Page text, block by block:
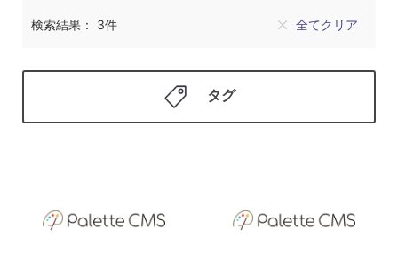
検索結果： 3件 全てクリア
タグ